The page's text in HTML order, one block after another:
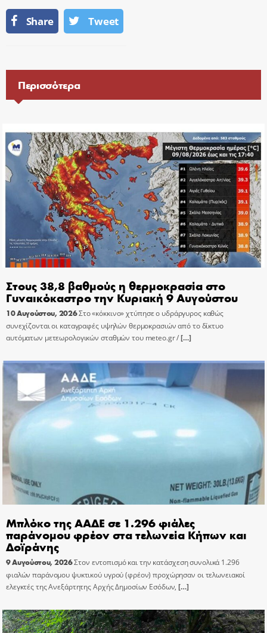
Share Tweet
Περισσότερα
Στους 38,8 βαθμούς η θερμοκρασία στο
Γυναικόκαστρο την Κυριακή 9 Αυγούστου
10 Αυγούστου, 2026Στο «κόκκινο» χτύπησε ο υδράργυρος καθώς
συνεχίζονται οι καταγραφές υψηλών θερμοκρασιών από το δίκτυο
αυτόματων μετεωρολογικών σταθμών του meteo.gr /[…]
Μπλόκο της ΑΑΔΕ σε 1.296 φιάλες
παράνομου φρέον στα τελωνεία Κήπων και
Δοϊράνης
9 Αυγούστου, 2026Στον εντοπισμό και την κατάσχεση συνολικά 1.296
φιαλών παράνομου ψυκτικού υγρού (φρέον) προχώρησαν οι τελωνειακοί
ελεγκτές της Ανεξάρτητης Αρχής Δημοσίων Εσόδων, […]